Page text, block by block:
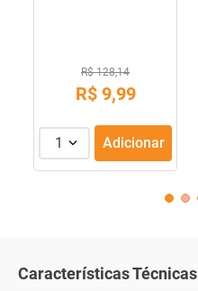
R$ 128,14
R$ 9,99
1 Adicionar
Características Técnicas